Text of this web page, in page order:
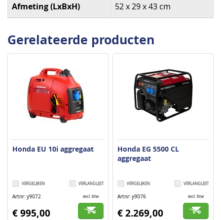
Afmeting (LxBxH) 52 x 29 x 43 cm
Gerelateerde producten
Honda EU 10i aggregaat
VERLANGLIJST
VERGELIJKEN
Artnr y9072 excl. btw
€ 995,00
Honda EG 5500 CL
aggregaat
VERLANGLIJST
VERGELIJKEN
Artnr y9076 excl. btw
€ 2.269,00